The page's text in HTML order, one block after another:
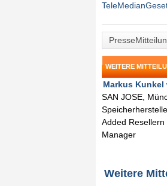
WEITERE
Markus Kunkel
SAN JOSE,
Added
Manager
Weitere